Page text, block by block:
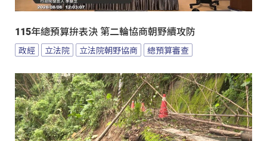
115年總預算拚表決 第二輪協商朝野續攻防
政經 立法院 立法院朝野協商 總預算審查